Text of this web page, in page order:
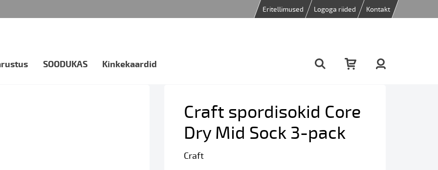
Eritellimused Logoga riided Kontakt
SOODUKAS Kinkekaardid
Craft spordisokid Core
Dry Mid Sock 3-pack
Craft